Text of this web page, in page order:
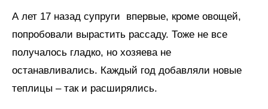
А лет 17 назад супруги впервые, кроме овощей,
попробовали вырастить рассаду. Тоже не все
получалось гладко, но хозяева не
останавливались. Каждый год добавляли новые
теплицы – так и расширялись.